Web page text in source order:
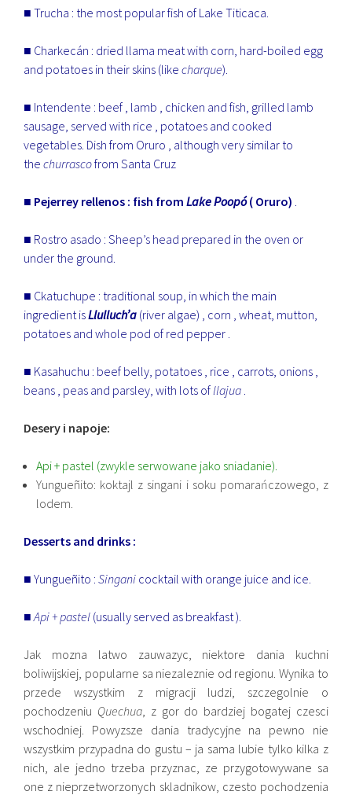
■ Trucha : the most popular fish of Lake Titicaca.
■ Charkecán : dried llama meat with corn, hard-boiled egg
and potatoes in their skins (likecharque).
■ Intendente : beef , lamb , chicken and fish, grilled lamb
sausage, served with rice , potatoes and cooked
vegetables. Dish from Oruro , although very similar to
thechurrascofrom Santa Cruz
■ Pejerrey rellenos : fish fromLake Poopó( Oruro)
■ Rostro asado : Sheep’s head prepared in the oven or
under the ground.
■ Ckatuchupe : traditional soup, in which the main
ingredient isLlulluch’a (river algae) , corn , wheat, mutton,
potatoes and whole pod of red pepper .
■ Kasahuchu : beef belly, potatoes , rice , carrots, onions ,
beans , peas and parsley, with lots of llajua
Desery i napoje:
Api + pastel (zwykle serwowane jako sniadanie).
Yungueñito: koktajl z singani i soku pomarańczowego, z
lodem.
Desserts and drinks :
■ Yungueñito :Singani cocktail with orange juice and ice.
■Api + pastel (usually served as breakfast ).
Jak mozna latwo zauwazyc, niektore dania kuchni
boliwijskiej, popularne sa niezaleznie od regionu. Wynika to
przede wszystkim z migracji ludzi, szczegolnie o
pochodzeniu Quechua , z gor do bardziej bogatej czesci
wschodniej. Powyzsze dania tradycyjne na pewno nie
wszystkim przypadna do gustu – ja sama lubie tylko kilka z
nich, ale jedno trzeba przyznac, ze przygotowywane sa
one z nieprzetworzonych skladnikow, czesto pochodzenia